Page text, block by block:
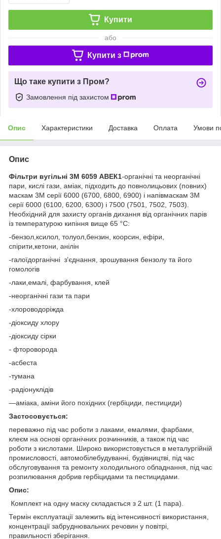
Купити
або
Купити з
Що таке купити з Пром?
Замовлення під захистом
Опис Характеристики Доставка Оплата Умови
Опис
Фільтри вугільні 3М 6059 АВЕК1-органічні та неорганічні
пари, кислі гази, аміак, підходить до повнолицьових (повних)
маскам 3М серії 6000 (6700, 6800, 6900) і напівмаскам 3М
серії 6000 (6100, 6200, 6300) і 7500 (7501, 7502, 7503).
Необхідний для захисту органів дихання від органічних парів
із температурою кипіння вище 65 °C:
-бензол,ксилол, толуол,бензин, коорсин, ефіри,
спірити,кетони, анілін
-галоїдорганічні з'єднання, зрошування бензолу та його
гомологів
-лаки,емалі, фарбування, клей
-неорганічні гази та пари
-хлороводоріжда
-діоксиду хлору
-діоксиду сірки
- фтороворода
-асбеста
-тумана
-радіонуклідів
—аміака, аміни його похідних (гербіциди, пестициди)
Застосовується:
переважно під час роботи з лаками, емалями, фарбами,
клеєм на основі органічних розчинників, а також під час
роботи з кислотами. Широко використовується в металургійній
промисловості, автомобілебудуванні, будівництві, під час
обслуговування та ремонту холодильного обладнання, під час
розпилювання добрив гербіцидами та пестицидами.
Опис:
Комплект на одну маску складається з 2 шт. (1 пара).
Термін експлуатації залежить від інтенсивності використання,
концентрації забруднювальних речовин у повітрі,
правильності зберігання.